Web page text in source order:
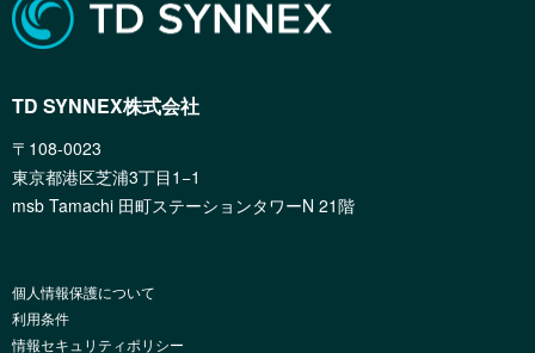
TD SYNNEX株式会社
〒108-0023
東京都港区芝浦3丁目1−1
msb Tamachi 田町ステーションタワーN 21階
個人情報保護について
利用条件
情報セキュリティポリシー